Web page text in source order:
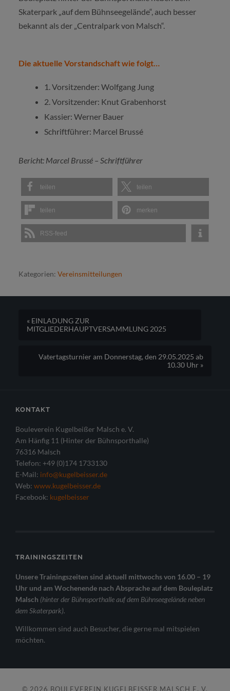
Skaterpark „auf dem Bühnseegelände“, auch besser
bekannt als der „Centralpark von Malsch“.
Die aktuelle Vorstandschaft wie folgt…
1. Vorsitzender: Wolfgang Jung
2. Vorsitzender: Knut Grabenhorst
Kassier: Werner Bauer
Schriftführer: Marcel Brussé
Bericht: Marcel Brussé – Schriftführer
teilen teilen
teilen merken
RSS-feed
Kategorien: Vereinsmitteilungen
« EINLADUNG ZUR
MITGLIEDERHAUPTVERSAMMLUNG 2025
Vatertagsturnier am Donnerstag, den 29.05.2025 ab
10.30 Uhr »
KONTAKT
Bouleverein Kugelbeißer Malsch e. V.
Am Hänfig 11 (Hinter der Bühnsporthalle)
76316 Malsch
Telefon: +49 (0)174 1733130
E-Mail: info@kugelbeisser.de
Web: www.kugelbeisser.de
Facebook: kugelbeisser
TRAININGSZEITEN
Unsere Trainingszeiten sind aktuell mittwochs von 16.00 – 19
Uhr und am Wochenende nach Absprache auf dem Bouleplatz
Malsch (hinter der Bühnsporthalle auf dem Bühnseegelände neben
dem Skaterpark).
Willkommen sind auch Besucher, die gerne mal mitspielen
möchten.
© 2026 BOULEVEREIN KUGELBEISSER MALSCH E. V.